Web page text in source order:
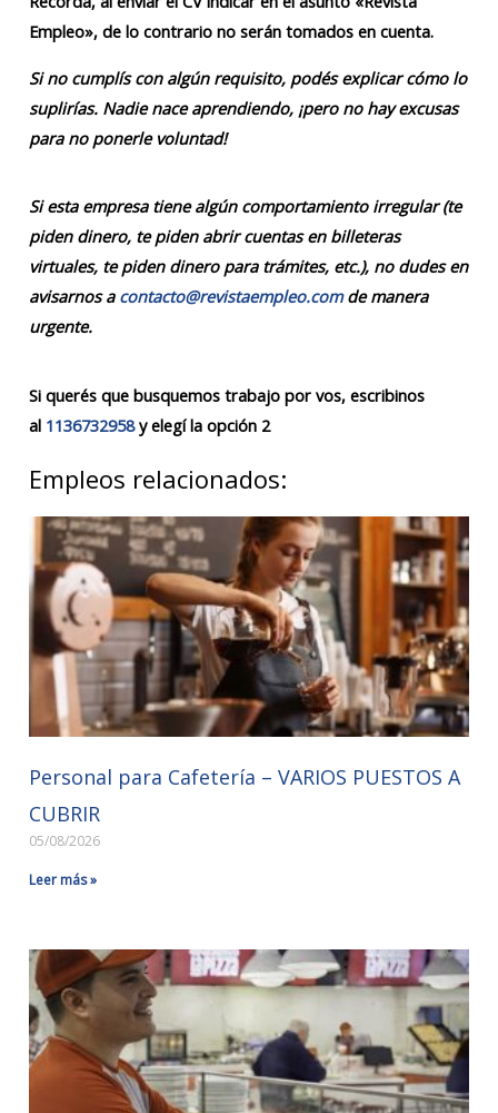
Empleo», de lo contrario no serán tomados en cuenta.
Si no cumplís con algún requisito, podés explicar cómo lo
suplirías. Nadie nace aprendiendo, ¡pero no hay excusas
para no ponerle voluntad!
Si esta empresa tiene algún comportamiento irregular (te
piden dinero, te piden abrir cuentas en billeteras
virtuales, te piden dinero para trámites, etc.), no dudes en
avisarnos a contacto@revistaempleo.comde manera
urgente.
Si querés que busquemos trabajo por vos, escribinos
al 1136732958y elegí la opción 2
Empleos relacionados:
Personal para Cafetería – VARIOS PUESTOS A
CUBRIR
05/08/2026
Leer más »